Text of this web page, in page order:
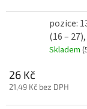
pozice:
(16 –
Skladem
26 Kč
21,49 Kč bez DPH